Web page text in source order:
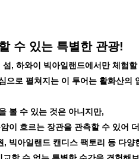
수 있는 특별한 관광!
, 하와이 빅아일랜드에서만 체험
으로 펼쳐지는 이 투어는 활화산의
볼 수 있는 것은 아니지만,
이 흐르는 장관을 관측할 수 있어
빅아일랜드 캔디스 팩토리 등 다양